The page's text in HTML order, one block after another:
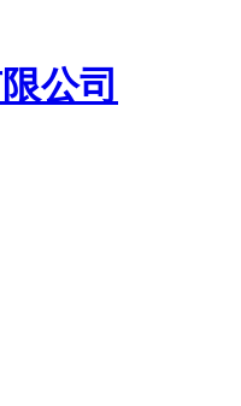
公司